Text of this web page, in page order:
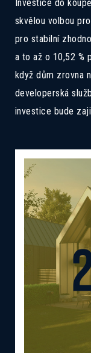
Investice do
skvělou volbou
pro stabilní
a to až o 10,52 %
když dům zrovna
developerská
investice bude